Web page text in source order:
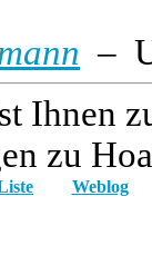
–
Ihnen
zu
Weblog